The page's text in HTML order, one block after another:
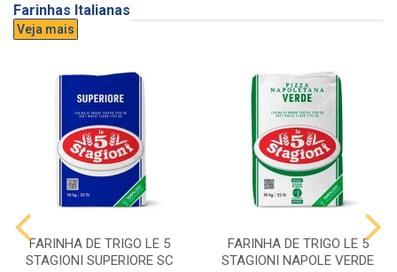
Farinhas Italianas
Veja mais
FARINHA DE TRIGO LE 5
STAGIONI SUPERIORE SC
FARINHA DE TRIGO LE 5
STAGIONI NAPOLE VERDE